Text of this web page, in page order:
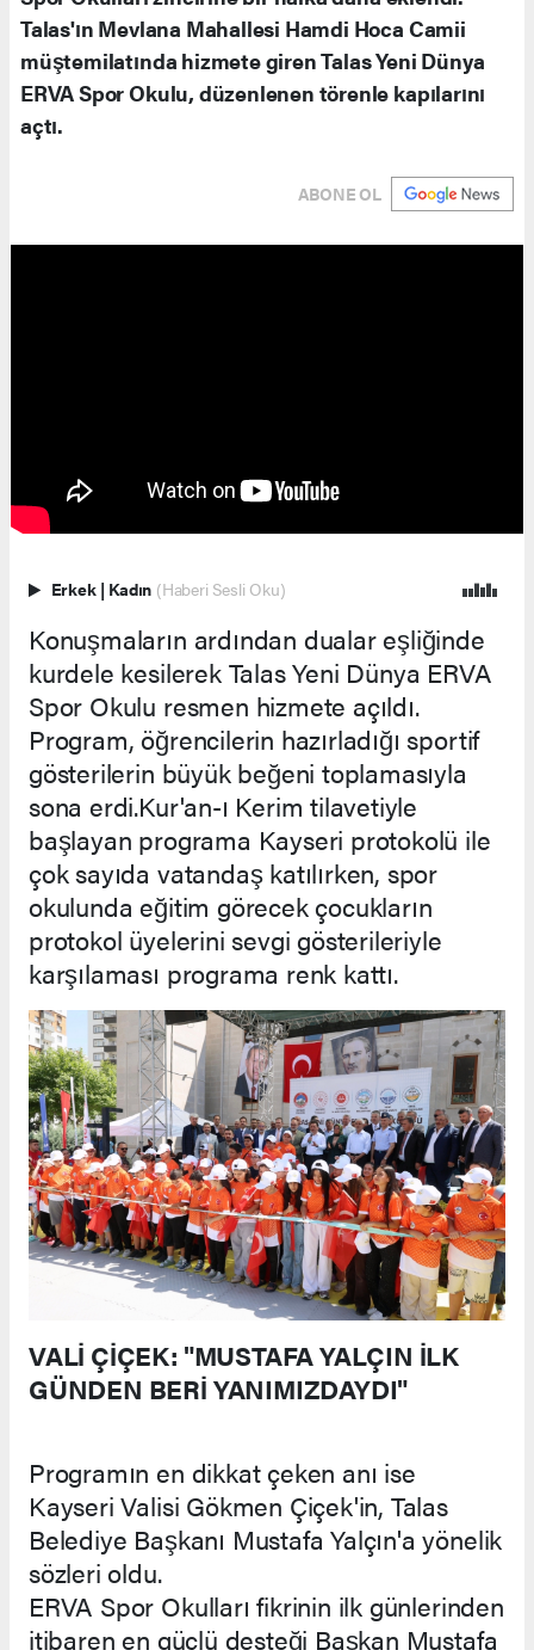
Talas'ın Mevlana Mahallesi Hamdi Hoca Camii
müştemilatında hizmete giren Talas Yeni Dünya
ERVA Spor Okulu, düzenlenen törenle kapılarını
açtı.
ABONE OL
Erkek | Kadın (Haberi Sesli Oku)
Konuşmaların ardından dualar eşliğinde
kurdele kesilerek Talas Yeni Dünya ERVA
Spor Okulu resmen hizmete açıldı.
Program, öğrencilerin hazırladığı sportif
gösterilerin büyük beğeni toplamasıyla
sona erdi.Kur'an-ı Kerim tilavetiyle
başlayan programa Kayseri protokolü ile
çok sayıda vatandaş katılırken, spor
okulunda eğitim görecek çocukların
protokol üyelerini sevgi gösterileriyle
karşılaması programa renk kattı.
VALİ ÇİÇEK: "MUSTAFA YALÇIN İLK
GÜNDEN BERİ YANIMIZDAYDI"
Programın en dikkat çeken anı ise
Kayseri Valisi Gökmen Çiçek'in, Talas
Belediye Başkanı Mustafa Yalçın'a yönelik
sözleri oldu.
ERVA Spor Okulları fikrinin ilk günlerinden
itibaren en güçlü desteği Başkan Mustafa